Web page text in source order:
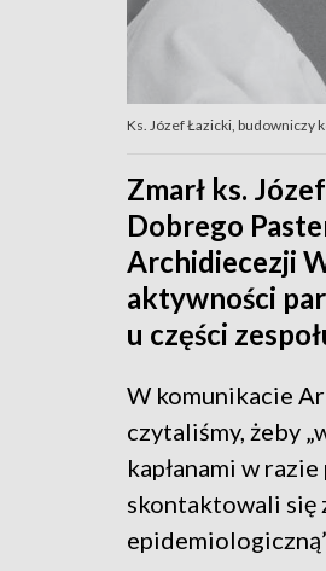
Ks. Józef Łazicki, budowniczy
Zmarł ks.
Dobrego
Archidiecezji
aktywności
u części
W komunikacie
czytaliśmy, żeby
kapłanami w
skontaktowali się